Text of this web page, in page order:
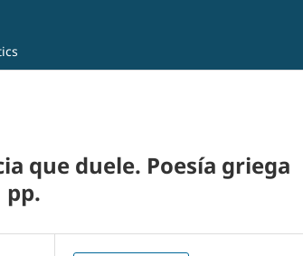
que duele. Poesía griega
pp.